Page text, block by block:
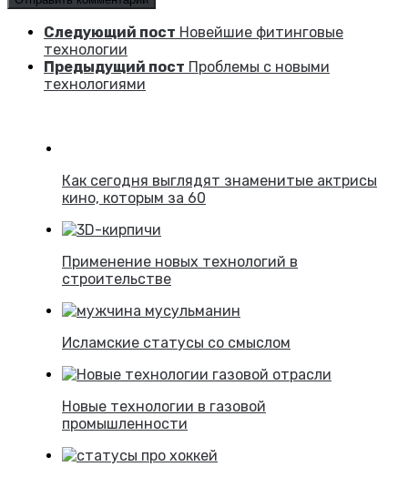
Следующий пост Новейшие фитинговые
технологии
Предыдущий пост Проблемы с новыми
технологиями
Как сегодня выглядят знаменитые актрисы
кино, которым за 60
Применение новых технологий в
строительстве
Исламские статусы со смыслом
Новые технологии в газовой
промышленности